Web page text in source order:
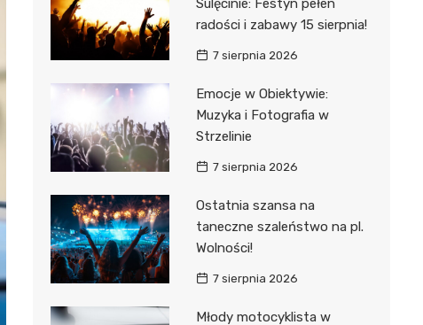
Sulęcinie: Festyn pełen
radości i zabawy 15 sierpnia!
7 sierpnia 2026
Emocje w Obiektywie:
Muzyka i Fotografia w
Strzelinie
7 sierpnia 2026
Ostatnia szansa na
taneczne szaleństwo na pl.
Wolności!
7 sierpnia 2026
Młody motocyklista w